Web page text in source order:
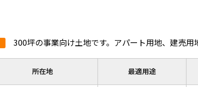
300坪の事業向け土地です。アパート用地、建売用
所在地 最適用途